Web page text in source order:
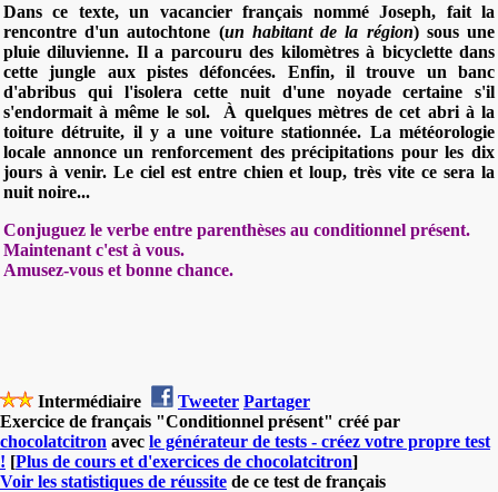
Dans ce texte, un vacancier français nommé Joseph, fait la
rencontre d'un autochtone (un habitant de la région) sous une
pluie diluvienne. Il a parcouru des kilomètres à bicyclette dans
cette jungle aux pistes défoncées. Enfin, il trouve un banc
d'abribus qui l'isolera cette nuit d'une noyade certaine s'il
s'endormait à même le sol. À quelques mètres de cet abri à la
toiture détruite, il y a une voiture stationnée. La météorologie
locale annonce un renforcement des précipitations pour les dix
jours à venir. Le ciel est entre chien et loup, très vite ce sera la
nuit noire...
Conjuguez le verbe entre parenthèses au conditionnel présent.
Maintenant c'est à vous.
Amusez-vous et bonne chance.
Intermédiaire Tweeter Partager
Exercice de français "Conditionnel présent" créé par
chocolatcitron avec le générateur de tests - créez votre propre test
! [Plus de cours et d'exercices de chocolatcitron]
Voir les statistiques de réussite de ce test de français